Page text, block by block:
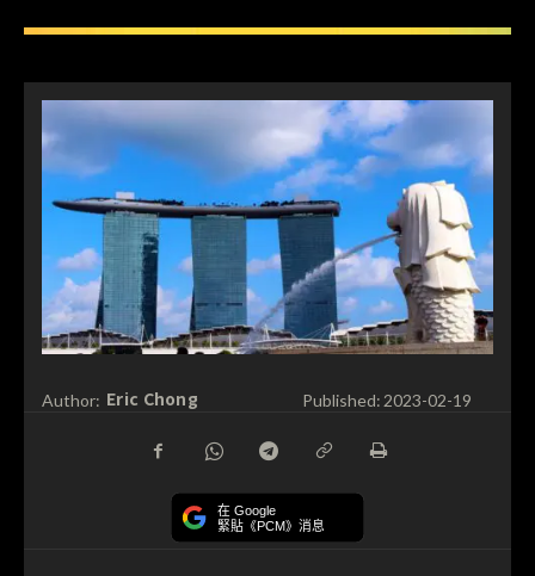
Author: Eric Chong Published: 2023-02-19
在 Google
緊貼《PCM》消息